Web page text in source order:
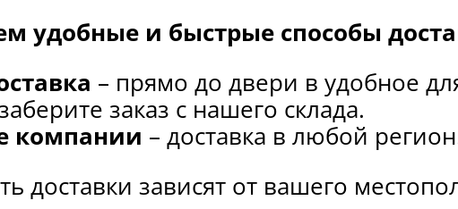
удобные и быстрые способы
– прямо до двери в удобное
заказ с нашего склада.
компании – доставка в любой
доставки зависят от вашего